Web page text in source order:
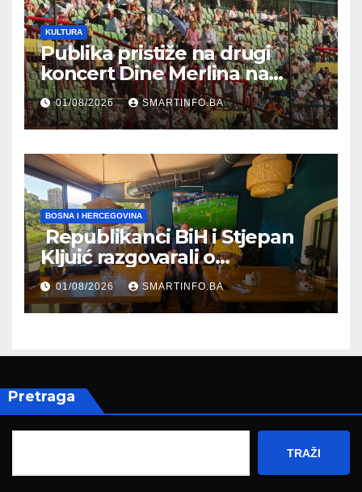
KULTURA
Publika pristiže na drugi
koncert Dine Merlina na
Koševu
01/08/2026 SMARTINFO.BA
BOSNA I HERCEGOVINA
Republikanci BiH i Stjepan
Kljuić razgovarali o
evropskom putu Bosne i
Hercegovine
01/08/2026 SMARTINFO.BA
Pretraga
TRAŽI